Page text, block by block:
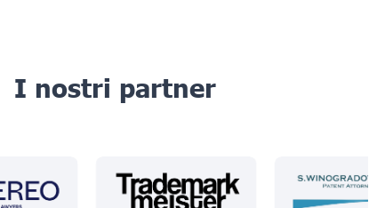
I nostri partner